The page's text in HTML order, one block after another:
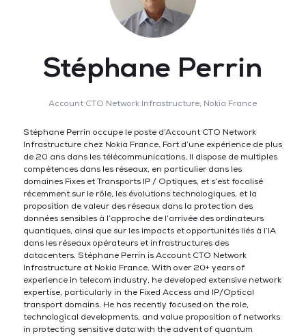
Stéphane Perrin
Account CTO Network Infrastructure, Nokia France
Stéphane Perrin occupe le poste d’Account CTO Network
Infrastructure chez Nokia France. Fort d’une expérience de plus
de 20 ans dans les télécommunications, Il dispose de multiples
compétences dans les réseaux, en particulier dans les
domaines Fixes et Transports IP / Optiques, et s’est focalisé
récemment sur le rôle, les évolutions technologiques, et la
proposition de valeur des réseaux dans la protection des
données sensibles à l’approche de l’arrivée des ordinateurs
quantiques, ainsi que sur les impacts et opportunités liés à l’IA
dans les réseaux opérateurs et infrastructures des
datacenters. Stéphane Perrin is Account CTO Network
Infrastructure at Nokia France. With over 20+ years of
experience in telecom industry, he developed extensive network
expertise, particularly in the Fixed Access and IP/Optical
transport domains. He has recently focused on the role,
technological developments, and value proposition of networks
in protecting sensitive data with the advent of quantum